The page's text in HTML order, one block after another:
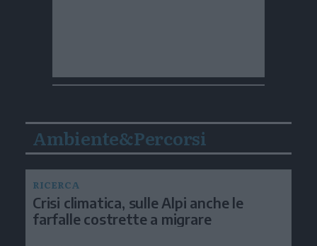
Ambiente&Percorsi
RICERCA
Crisi climatica, sulle Alpi anche le
farfalle costrette a migrare